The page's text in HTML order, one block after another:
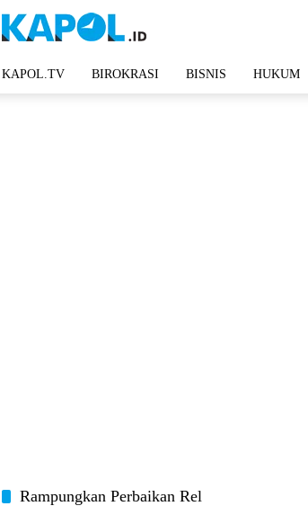
KAPOL.TV BIROKRASI BISNIS HUKUM
Rampungkan Perbaikan Rel